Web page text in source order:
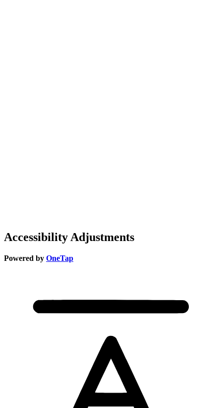
Accessibility Adjustments
Powered by OneTap